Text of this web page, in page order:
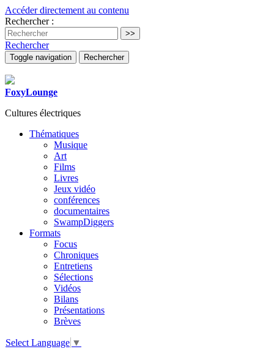
Accéder directement au contenu
Rechercher :
Rechercher
Toggle navigation Rechercher
FoxyLounge
Cultures électriques
Thématiques
Musique
Art
Films
Livres
Jeux vidéo
conférences
documentaires
SwampDiggers
Formats
Focus
Chroniques
Entretiens
Sélections
Vidéos
Bilans
Présentations
Brèves
Select Language ▼